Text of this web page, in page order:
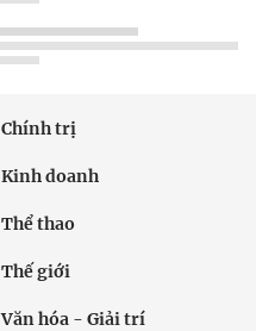
Chính trị
Kinh doanh
Thể thao
Thế giới
Văn hóa - Giải trí